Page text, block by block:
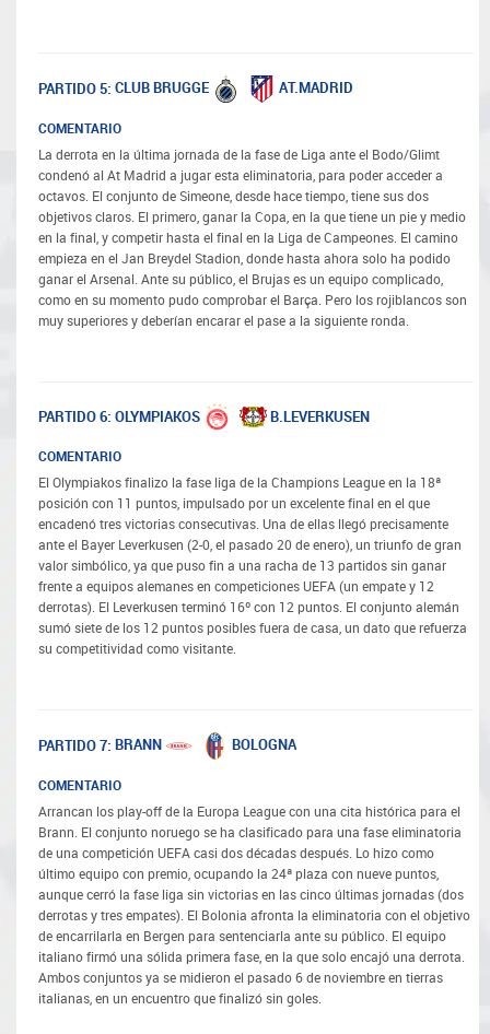
PARTIDO 5: CLUB BRUGGE AT.MADRID
COMENTARIO
La derrota en la última jornada de la fase de Liga ante el Bodo/Glimt
condenó al At Madrid a jugar esta eliminatoria, para poder acceder a
octavos. El conjunto de Simeone, desde hace tiempo, tiene sus dos
objetivos claros. El primero, ganar la Copa, en la que tiene un pie y medio
en la final, y competir hasta el final en la Liga de Campeones. El camino
empieza en el Jan Breydel Stadion, donde hasta ahora solo ha podido
ganar el Arsenal. Ante su público, el Brujas es un equipo complicado,
como en su momento pudo comprobar el Barça. Pero los rojiblancos son
muy superiores y deberían encarar el pase a la siguiente ronda.
PARTIDO 6: OLYMPIAKOS B.LEVERKUSEN
COMENTARIO
El Olympiakos finalizo la fase liga de la Champions League en la 18ª
posición con 11 puntos, impulsado por un excelente final en el que
encadenó tres victorias consecutivas. Una de ellas llegó precisamente
ante el Bayer Leverkusen (2-0, el pasado 20 de enero), un triunfo de gran
valor simbólico, ya que puso fin a una racha de 13 partidos sin ganar
frente a equipos alemanes en competiciones UEFA (un empate y 12
derrotas). El Leverkusen terminó 16º con 12 puntos. El conjunto alemán
sumó siete de los 12 puntos posibles fuera de casa, un dato que refuerza
su competitividad como visitante.
PARTIDO 7: BRANN BOLOGNA
COMENTARIO
Arrancan los play-off de la Europa League con una cita histórica para el
Brann. El conjunto noruego se ha clasificado para una fase eliminatoria
de una competición UEFA casi dos décadas después. Lo hizo como
último equipo con premio, ocupando la 24ª plaza con nueve puntos,
aunque cerró la fase liga sin victorias en las cinco últimas jornadas (dos
derrotas y tres empates). El Bolonia afronta la eliminatoria con el objetivo
de encarrilarla en Bergen para sentenciarla ante su público. El equipo
italiano firmó una sólida primera fase, en la que solo encajó una derrota.
Ambos conjuntos ya se midieron el pasado 6 de noviembre en tierras
italianas, en un encuentro que finalizó sin goles.